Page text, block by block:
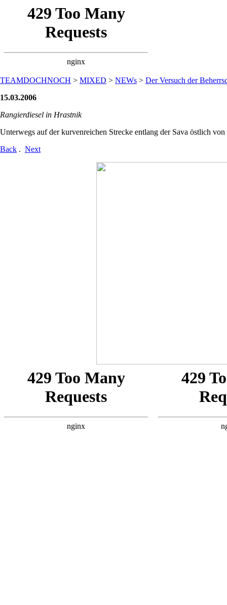
TEAMDOCHNOCH > MIXED > NEWs > Der Versuch der
15.03.2006
Rangierdiesel in Hrastnik
Unterwegs auf der kurvenreichen Strecke entlang der Sava östlich
Back . Next